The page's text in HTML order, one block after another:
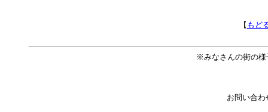
【 もど
※みなさんの街の様
お問い合わ